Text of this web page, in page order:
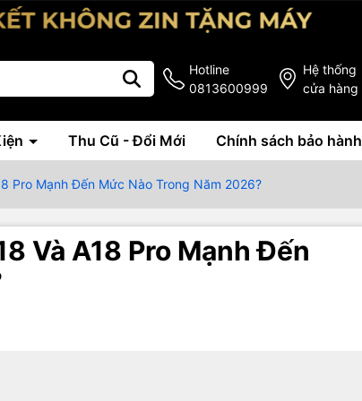
Hotline
0813600999
Hệ thống
cửa hàng
Thu Cũ - Đổi Mới Chính sách bảo hành
Pro Mạnh Đến Mức Nào Trong Năm 2026?
Và A18 Pro Mạnh Đến